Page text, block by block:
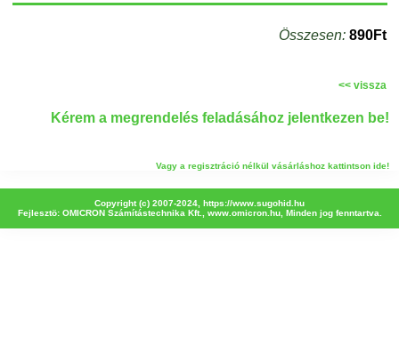
Összesen: 890Ft
<< vissza
Kérem a megrendelés feladásához jelentkezen be!
Vagy a regisztráció nélkül vásárláshoz kattintson ide!
Copyright (c) 2007-2024, https://www.sugohid.hu
Fejlesztö: OMICRON Számítástechnika Kft., www.omicron.hu, Minden jog fenntartva.